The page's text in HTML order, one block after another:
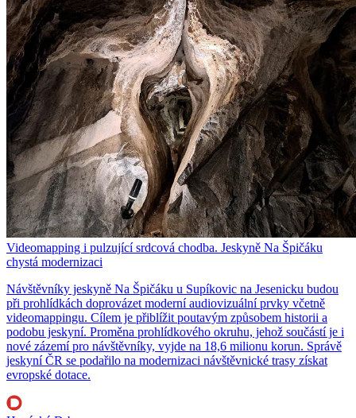
Videomapping i pulzující srdcová chodba. Jeskyně Na Špičáku
chystá modernizaci
Návštěvníky jeskyně Na Špičáku u Supíkovic na Jesenicku budou
při prohlídkách doprovázet moderní audiovizuální prvky včetně
videomappingu. Cílem je přiblížit poutavým způsobem historii a
podobu jeskyní. Proměna prohlídkového okruhu, jehož součástí je i
nové zázemí pro návštěvníky, vyjde na 18,6 milionu korun. Správě
jeskyní ČR se podařilo na modernizaci návštěvnické trasy získat
evropské dotace.